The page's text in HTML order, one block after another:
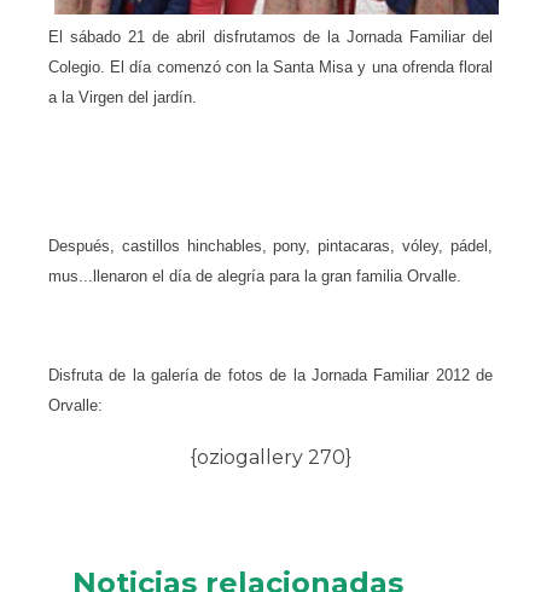
El sábado 21 de abril disfrutamos de la Jornada Familiar del
Colegio. El día comenzó con la Santa Misa y una ofrenda floral
a la Virgen del jardín.
Después, castillos hinchables, pony, pintacaras, vóley, pádel,
mus...llenaron el día de alegría para la gran familia Orvalle.
Disfruta de la galería de fotos de la Jornada Familiar 2012 de
Orvalle:
{oziogallery 270}
Noticias relacionadas